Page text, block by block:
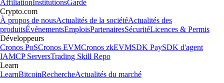
AffiliationInstitutionsGarde
Crypto.com
À propos de nousActualités de la sociétéActualités des
produitsÉvénementsEmploisPartenairesSécuritéLicences & Permis
Développeurs
Cronos PoSCronos EVMCronos zkEVMSDK PaySDK d'agent
IAMCP ServersTrading Skill Repo
Learn
LearnBitcoinRechercheActualités du marché